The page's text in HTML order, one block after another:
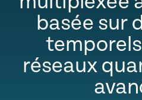
menu
basée sur
réseaux